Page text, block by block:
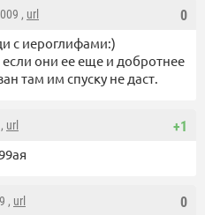
0
, url
с иероглифами:)
если они ее еще и добротнее
там им спуску не даст.
+1
url
0
, url